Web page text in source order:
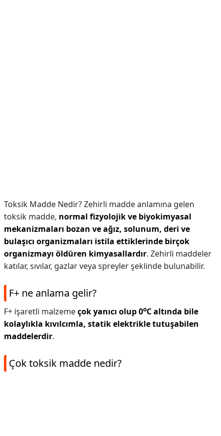
Toksik Madde Nedir? Zehirli madde anlamına gelen
toksik madde, normal fizyolojik ve biyokimyasal
mekanizmaları bozan ve ağız, solunum, deri ve
bulaşıcı organizmaları istila ettiklerinde birçok
organizmayı öldüren kimyasallardır. Zehirli maddeler
katılar, sıvılar, gazlar veya spreyler şeklinde bulunabilir.
F+ ne anlama gelir?
F+ işaretli malzemeçok yanıcı olup 0oC altında bile
kolaylıkla kıvılcımla, statik elektrikle tutuşabilen
maddelerdir.
Çok toksik madde nedir?